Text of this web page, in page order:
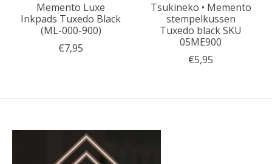
Memento Luxe
Inkpads Tuxedo Black
(ML-000-900)
€7,95
Tsukineko • Memento
stempelkussen
Tuxedo black SKU
05ME900
€5,95